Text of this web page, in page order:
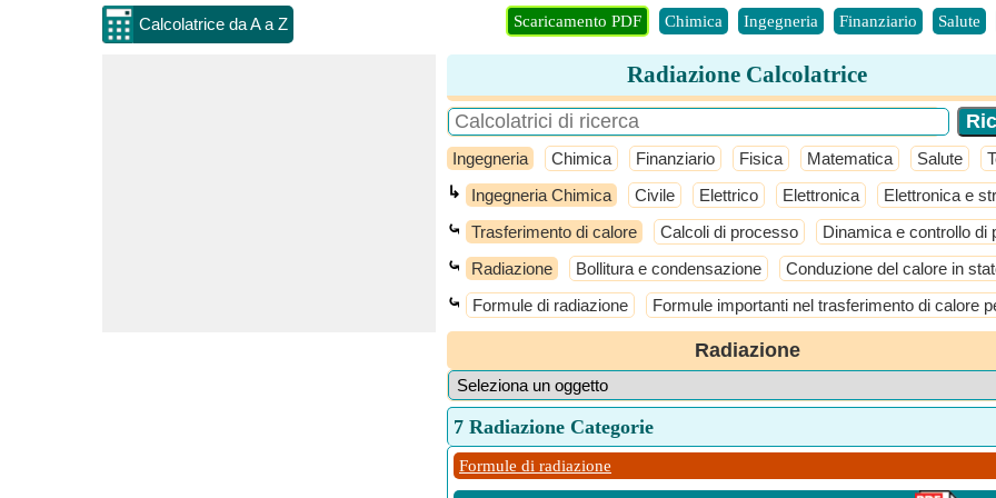
Calcolatrice da A a Z Scaricamento PDF Chimica Ingegneria Finanziario Salute
Radiazione Calcolatrice
Ingegneria Chimica Finanziario Fisica Matematica Salute
↳ Ingegneria Chimica Civile Elettrico Elettronica Elettronica e
⤿ Trasferimento di calore Calcoli di processo Dinamica e controllo di
⤿ Radiazione Bollitura e condensazione Conduzione del calore in
⤿ Formule di radiazione Formule importanti nel trasferimento di calore
Radiazione
7 Radiazione Categorie
Formule di radiazione